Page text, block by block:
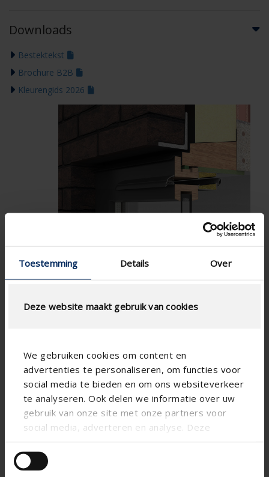
Toestemming Details Over
Deze website maakt gebruik van cookies
We gebruiken cookies om content en
advertenties te personaliseren, om functies voor
social media te bieden en om ons websiteverkeer
te analyseren. Ook delen we informatie over uw
gebruik van onze site met onze partners voor
social media, adverteren en analyse. Deze
andere informatie die u aan ze heeft verstrekt of
die ze hebben verzameld op basis van uw gebruik
Downloads
Bestektekst
Brochure B2B
Kleurengids 2026
Technische specificaties
Kleuren